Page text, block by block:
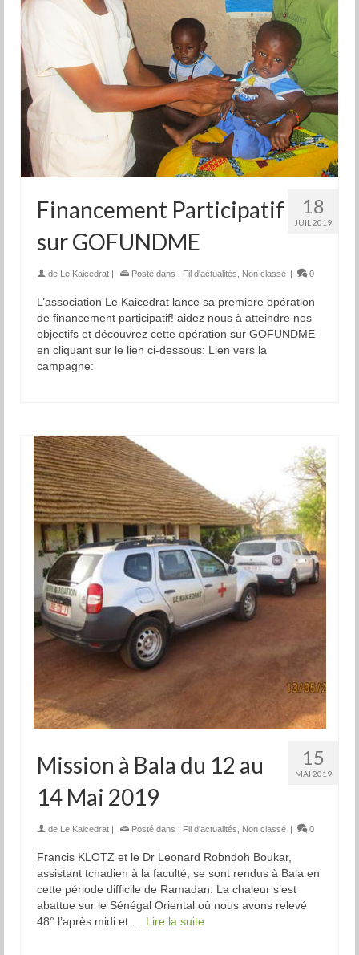
18
JUIL 2019
Financement Participatif
sur GOFUNDME
de Le Kaicedrat | Posté dans : Fil d'actualités Non classé | 0
L’association Le Kaicedrat lance sa premiere opération
de financement participatif! aidez nous à atteindre nos
objectifs et découvrez cette opération sur GOFUNDME
en cliquant sur le lien ci-dessous: Lien vers la
campagne:
15
MAI 2019
Mission à Bala du 12 au
14 Mai 2019
de Le Kaicedrat | Posté dans : Fil d'actualités Non classé | 0
Francis KLOTZ et le Dr Leonard Robndoh Boukar,
assistant tchadien à la faculté, se sont rendus à Bala en
cette période difficile de Ramadan. La chaleur s’est
abattue sur le Sénégal Oriental où nous avons relevé
48° l’après midi et … Lire la suite